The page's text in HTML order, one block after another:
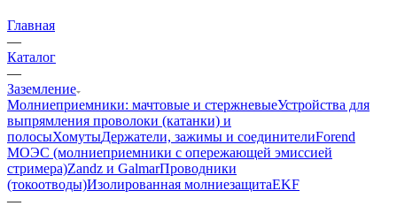
Главная
—
Каталог
—
Заземление
Молниеприемники: мачтовые и стержневыеУстройства для
выпрямления проволоки (катанки) и
полосыХомутыДержатели, зажимы и соединителиForend
МОЭС (молниеприемники с опережающей эмиссией
стримера)Zandz и GalmarПроводники
(токоотводы)Изолированная молниезащитаEKF
—